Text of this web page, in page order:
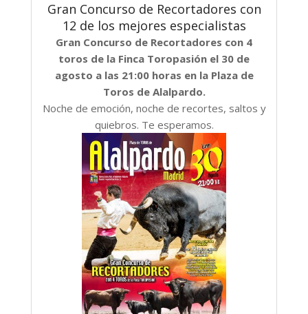
Gran Concurso de Recortadores con
12 de los mejores especialistas
Gran Concurso de Recortadores con 4
toros de la Finca Toropasión el 30 de
agosto a las 21:00 horas en la Plaza de
Toros de Alalpardo.
Noche de emoción, noche de recortes, saltos y
quiebros. Te esperamos.